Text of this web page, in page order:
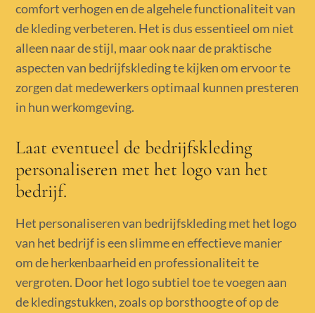
comfort verhogen en de algehele functionaliteit van
de kleding verbeteren. Het is dus essentieel om niet
alleen naar de stijl, maar ook naar de praktische
aspecten van bedrijfskleding te kijken om ervoor te
zorgen dat medewerkers optimaal kunnen presteren
in hun werkomgeving.
Laat eventueel de bedrijfskleding
personaliseren met het logo van het
bedrijf.
Het personaliseren van bedrijfskleding met het logo
van het bedrijf is een slimme en effectieve manier
om de herkenbaarheid en professionaliteit te
vergroten. Door het logo subtiel toe te voegen aan
de kledingstukken, zoals op borsthoogte of op de